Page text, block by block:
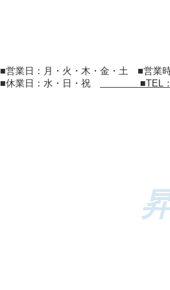
■営業日：月・火・木・金・土 ■営業
■休業日：水・日・祝
■TEL：